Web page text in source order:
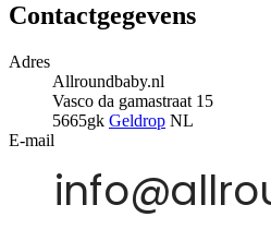
Contactgegevens
Adres
Allroundbaby.nl
Vasco da gamastraat 15
5665gk Geldrop NL
E-mail